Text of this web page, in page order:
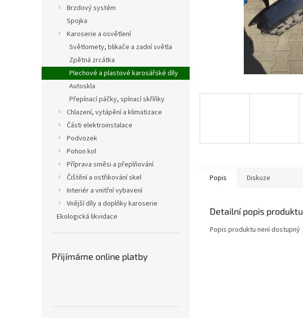
Brzdový systém
Spojka
Karoserie a osvětlení
Světlomety, blikače a zadní světla
Zpětná zrcátka
Plechové a plastové karosářské díly
Autoskla
Přepínací páčky, spínací skříňky
Chlazení, vytápění a klimatizace
Části elektroinstalace
Podvozek
Pohon kol
Příprava směsi a přeplňování
Čištění a ostřikování skel
Interiér a vnitřní vybavení
Vnější díly a doplňky karoserie
Ekologická likvidace
Přijímáme online platby
Popis Diskuze
Detailní popis produktu
Popis produktu není dostupný